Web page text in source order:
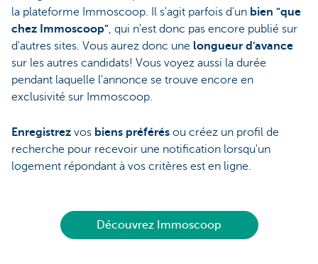
la plateforme Immoscoop. Il s'agit parfois d'un bien "que
chez Immoscoop", qui n'est donc pas encore publié sur
d'autres sites. Vous aurez donc une longueur d'avance
sur les autres candidats! Vous voyez aussi la durée
pendant laquelle l'annonce se trouve encore en
exclusivité sur Immoscoop.
Enregistrez vos biens préférés ou créez un profil de
recherche pour recevoir une notification lorsqu'un
logement répondant à vos critères est en ligne.
Découvrez Immoscoop